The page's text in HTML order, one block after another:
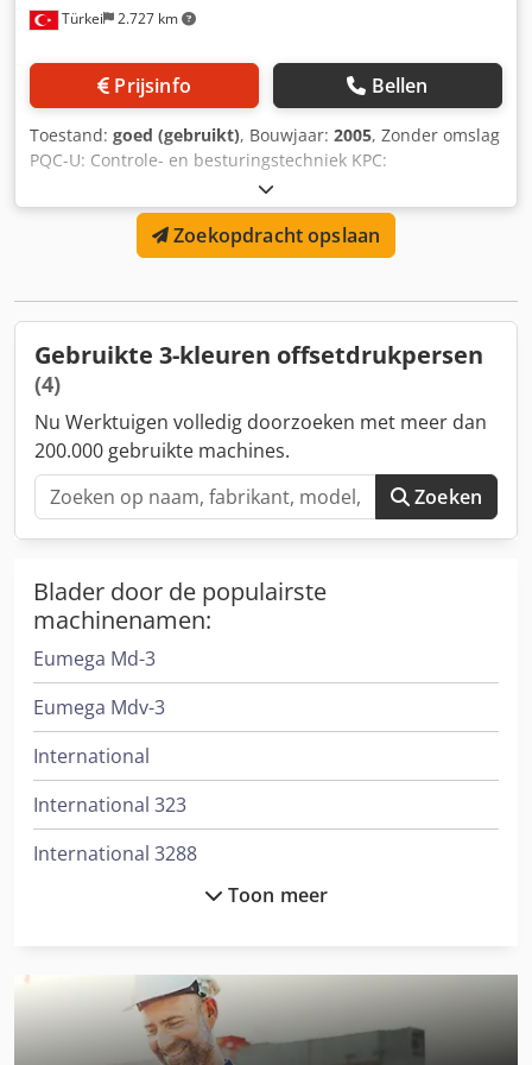
Türkei 2.727 km
Prijsinfo Bellen
Toestand: goed (gebruikt), Bouwjaar: 2005, Zonder omslag
PQC-U: Controle- en besturingstechniek KPC:
Halfautomatische plaatwisselaar Verchroomde
druktrommel Verchroomde plaattrommel Poederinrichting
Dcodpfx Aleyvlg Ij Nek Automatisch wasapparaat voor
rubberdoek Automatisch wasapparaat voor inktrollen
Zoekopdracht opslaan
Gebruikte 3-kleuren offsetdrukpersen
(4)
Nu Werktuigen volledig doorzoeken met meer dan
200.000 gebruikte machines.
Zoeken
Blader door de populairste
machinenamen:
Eumega Md-3
Eumega Mdv-3
International
International 323
International 3288
International 383
International 423
Toon meer